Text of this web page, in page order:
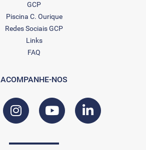
GCP
Piscina C. Ourique
Redes Sociais GCP
Links
FAQ
ACOMPANHE-NOS